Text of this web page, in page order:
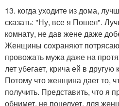
13. когда уходите из дома,
сказать: "Ну, все я Пошел".
комнату, не дав жене даже
Женщины сохраняют
провожать мужа даже на
лет убегает, крича ей в
Потому что женщина дает то,
получить. Представить, что я
обнимет, не поцелует, для